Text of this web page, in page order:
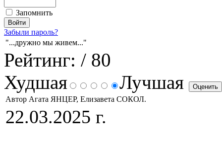
Запомнить
Забыли пароль?
"...дружно мы живем..."
Рейтинг: / 80
Худшая
Лучшая
Автор Агата ЯНЦЕР, Елизавета СОКОЛ.
22.03.2025 г.